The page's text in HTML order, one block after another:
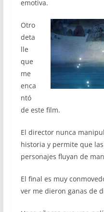
emotiva.
Otro
deta
lle
que
me
enca
ntó
de este film.
El director nunca
historia y permite que
personajes fluyan de
El final es muy
ver me dieron ganas de